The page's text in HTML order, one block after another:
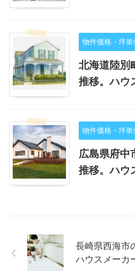
物件価格・坪
北海道陸別
推移。ハウ
物件価格・坪
広島県府中
推移。ハウ
長崎県西海市
ハウスメーカ